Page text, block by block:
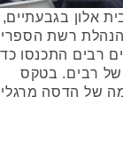
אלון בגבעתיים,
הנהלת רשת
רבים התכנסו
של רבים. בטקס
של הדסה